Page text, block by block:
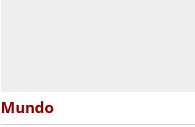
Mundo